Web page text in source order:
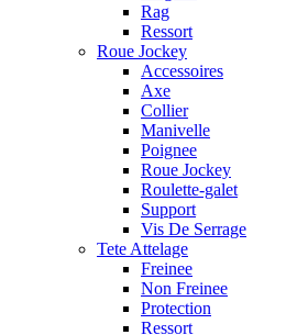
Rag
Ressort
Roue Jockey
Accessoires
Axe
Collier
Manivelle
Poignee
Roue Jockey
Roulette-galet
Support
Vis De Serrage
Tete Attelage
Freinee
Non Freinee
Protection
Ressort